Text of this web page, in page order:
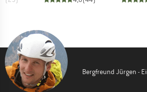
Bergfreund Jürgen -